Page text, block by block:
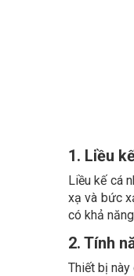
1. Liều
Liều kế cá
xạ và bức
có khả
2. Tính
Thiết bị này